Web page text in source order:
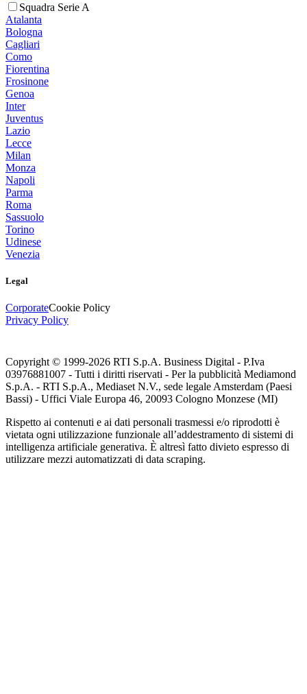
Squadra Serie A
Atalanta
Bologna
Cagliari
Como
Fiorentina
Frosinone
Genoa
Inter
Juventus
Lazio
Lecce
Milan
Monza
Napoli
Parma
Roma
Sassuolo
Torino
Udinese
Venezia
Legal
CorporateCookie Policy
Privacy Policy
Copyright © 1999-2026 RTI S.p.A. Business Digital - P.Iva
03976881007 - Tutti i diritti riservati - Per la pubblicità Mediamond
S.p.A. - RTI S.p.A., Mediaset N.V., sede legale Amsterdam (Paesi
Bassi) - Uffici Viale Europa 46, 20093 Cologno Monzese (MI)
Rispetto ai contenuti e ai dati personali trasmessi e/o riprodotti è
vietata ogni utilizzazione funzionale all’addestramento di sistemi di
intelligenza artificiale generativa. È altresì fatto divieto espresso di
utilizzare mezzi automatizzati di data scraping.